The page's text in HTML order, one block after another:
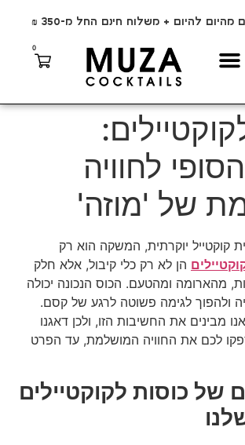
להיום + משלוח חינם החל מ-350 ₪
0
לחוויה
של 'מוזה'
קוקטייל יוקרתית, המשקה הוא רק
הן לא רק כלי קיבול, אלא חלק
מהארומה ומהטעם. הכוס הנכונה יכולה
ולהפוך לגימה פשוטה לרגע של קסם.
מבינים את החשיבות הזו, ולכן דאגנו
לכם את החוויה המושלמת, עד הפרט
של כוסות לקוקטיילים